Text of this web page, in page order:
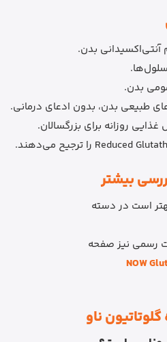
بدن.
بدن.
طبیعی بدن، بدون ادعای درمانی.
روزانه برای بزرگسالان.
بیشتر
است در دسته
رسمی نیز صفحه
NOW
ناو